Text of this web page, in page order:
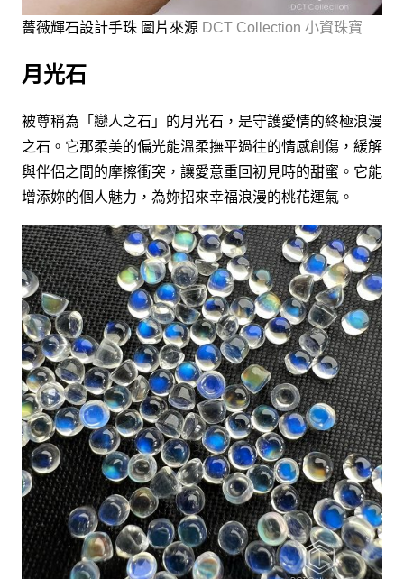
薔薇輝石設計手珠 圖片來源 DCT Collection 小資珠寶
月光石
被尊稱為「戀人之石」的月光石，是守護愛情的終極浪漫
之石。它那柔美的偏光能溫柔撫平過往的情感創傷，緩解
與伴侶之間的摩擦衝突，讓愛意重回初見時的甜蜜。它能
增添妳的個人魅力，為妳招來幸福浪漫的桃花運氣。